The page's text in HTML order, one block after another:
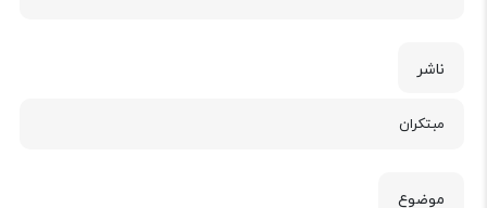
ناشر
مبتکران
موضوع